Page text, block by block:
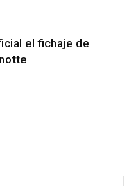
el fichaje de